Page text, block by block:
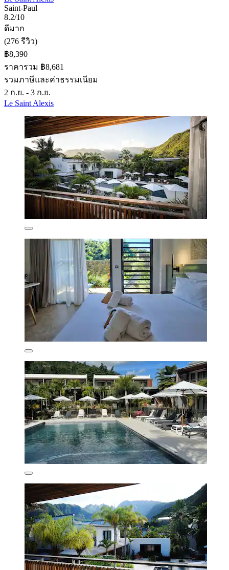
Saint-Paul
8.2/10
ดีมาก
(276 รีวิว)
฿8,390
ราคารวม ฿8,681
รวมภาษีและค่าธรรมเนียม
2 ก.ย. - 3 ก.ย.
Le Saint Alexis